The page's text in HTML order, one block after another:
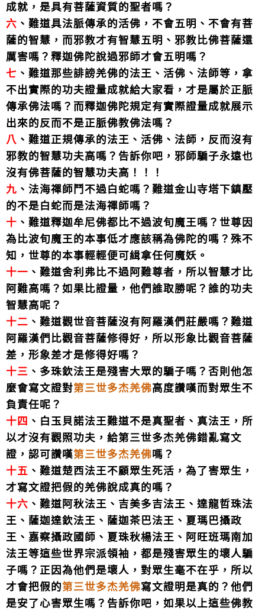
成就，是具有菩薩資質的聖者嗎？
六 、難道具法脈傳承的活佛，不會五明、不會有菩
薩的智慧，而邪教才有智慧五明、邪教比佛菩薩還
厲害嗎？釋迦佛陀說過邪師才會五明嗎？
七 、難道那些誹謗羌佛的法王、活佛、法師等，拿
不出實際的功夫證量成就給大家看，才是屬於正脈
傳承佛法嗎？而釋迦佛陀規定有實際證量成就展示
出來的反而不是正脈佛教佛法嗎？
八 、難道正規傳承的法王、活佛、法師，反而沒有
邪教的智慧功夫高嗎？告訴你吧，邪師騙子永遠也
沒有佛菩薩的智慧功夫高！！！
九 、法海禪師鬥不過白蛇嗎？難道金山寺塔下鎮壓
的不是白蛇而是法海禪師嗎？
十 、難道釋迦牟尼佛都比不過波旬魔王嗎？世尊因
為比波旬魔王的本事低才應該稱為佛陀的嗎？殊不
知，世尊的本事輕輕便可緝拿任何魔妖。
十一 、難道舍利弗比不過阿難尊者，所以智慧才比
阿難高嗎？如果比證量，他們誰取勝呢？誰的功夫
智慧高呢？
十二 、難道觀世音菩薩沒有阿羅漢們莊嚴嗎？難道
阿羅漢們比觀音菩薩修得好，所以形象比觀音菩薩
差，形象差才是修得好嗎？
十三 、多珠欽法王是殘害大眾的騙子嗎？否則他怎
麼會寫文證對第三世多杰羌佛高度讚嘆而對眾生不
負責任呢？
十四 、白玉貝諾法王難道不是真聖者、真法王，所
以才沒有觀照功夫，給第三世多杰羌佛錯亂寫文
證，認可讚嘆第三世多杰羌佛嗎？
十五 、難道楚西法王不顧眾生死活，為了害眾生，
才寫文證把假的羌佛說成真的嗎？
十六 、難道阿秋法王、吉美多吉法王、達龍哲珠法
王、薩迦達欽法王、薩迦茶巴法王、夏瑪巴攝政
王、嘉察攝政國師、夏珠秋楊法王、阿旺班瑪南加
法王等這些世界宗派領袖，都是殘害眾生的壞人騙
子嗎？正因為他們是壞人，對眾生毫不在乎，所以
才會把假的第三世多杰羌佛寫文證明是真的？他們
是安了心害眾生嗎？告訴你吧，如果以上這些佛教